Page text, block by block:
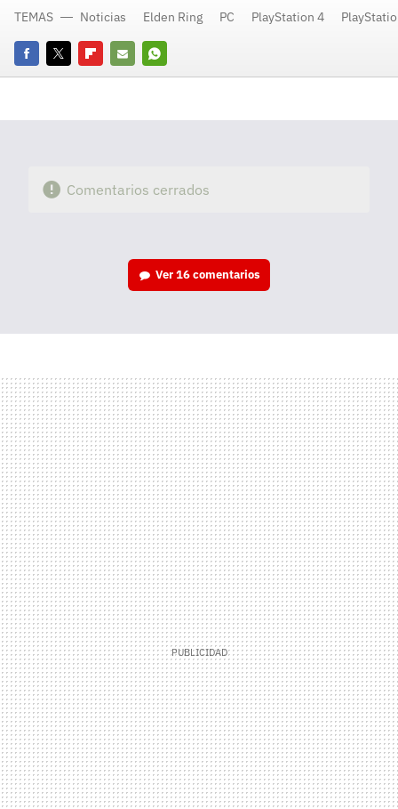
FacebookTwitterFlipboard
E-
Whatsapp
TEMAS Noticias Elden Ring PC PlayStation 4
Comentarios cerrados
Ver16 comentarios